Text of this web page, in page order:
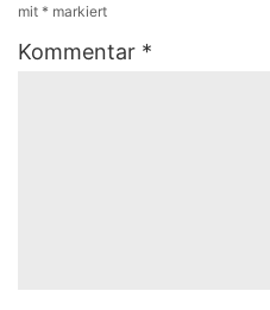
mit * markiert
Kommentar *